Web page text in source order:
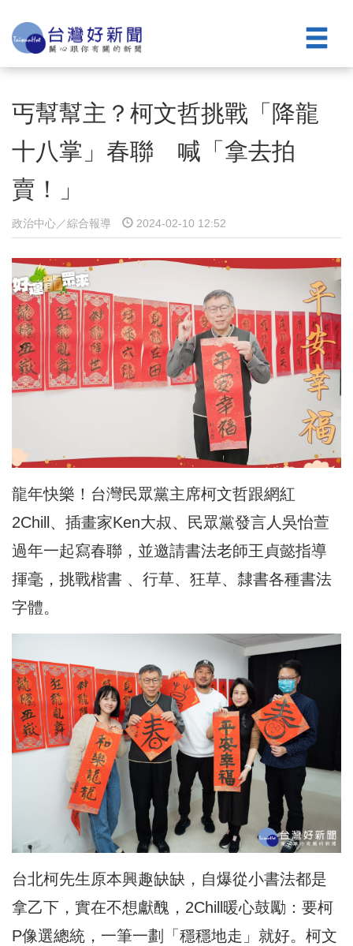
丐幫幫主？柯文哲挑戰「降龍
十八掌」春聯 喊「拿去拍
賣！」
政治中心／綜合報導 2024-02-10 12:52
龍年快樂！台灣民眾黨主席柯文哲跟網紅
2Chill、插畫家Ken大叔、民眾黨發言人吳怡萱
過年一起寫春聯，並邀請書法老師王貞懿指導
揮毫，挑戰楷書 、行草、狂草、隸書各種書法
字體。
台北柯先生原本興趣缺缺，自爆從小書法都是
拿乙下，實在不想獻醜，2Chill暖心鼓勵：要柯
P像選總統，一筆一劃「穩穩地走」就好。柯文